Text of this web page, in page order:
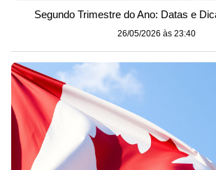
Segundo Trimestre do Ano: Datas e
26/05/2026 às 23:40